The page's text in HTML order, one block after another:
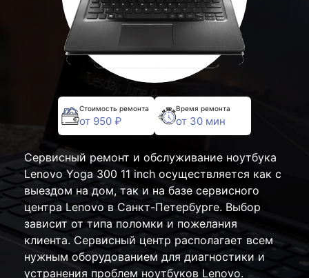
Стоимость ремонта
от 950 ₽
Время ремонта
от 30 мин
Сервисный ремонт и обслуживание ноутбука
Lenovo Yoga 300 11 inch осуществляется как с
выездом на дом, так и на базе сервисного
центра Lenovo в Санкт-Петербурге. Выбор
зависит от типа поломки и пожелания
клиента. Сервисный центр располагает всем
нужным оборудованием для диагностики и
устранения проблем ноутбуков Lenovo.